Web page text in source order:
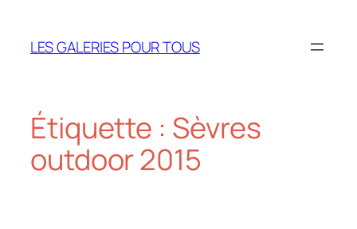
contenu
LES GALERIES POUR TOUS
Étiquette : Sèvres
outdoor 2015